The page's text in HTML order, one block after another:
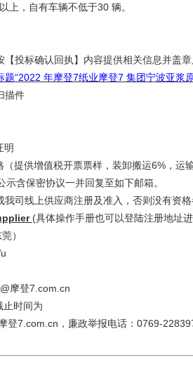
上，自有车辆不低于30 辆。
投标确认回执】内容提供相关信息并盖
题“2022 年摩登7纸业摩登7 集团宁波亚浆
描件
明
提供增值税开票票样，装卸搬运6%，运
含保密协议一并回复至如下邮箱。
司线上供应商注册及准入，否则没有资格
(具体操作手册也可以登陆注册地址
）
摩登7.com.cn
止时间为
登7.com.cn，廉政举报电话：0769-